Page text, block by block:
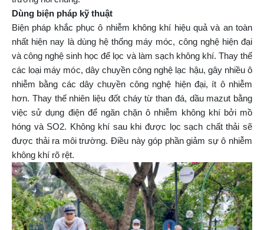
Dùng biện pháp kỹ thuật
Biện pháp khắc phục ô nhiễm không khí hiệu quả và an toàn
nhất hiện nay là dùng hệ thống máy móc, công nghệ hiện đại
và công nghệ sinh học để lọc và làm sạch không khí. Thay thế
các loại máy móc, dây chuyền công nghệ lạc hậu, gây nhiều ô
nhiễm bằng các dây chuyền công nghệ hiện đại, ít ô nhiễm
hơn. Thay thế nhiên liệu đốt cháy từ than đá, dầu mazut bằng
việc sử dụng điện để ngăn chặn ô nhiễm không khí bởi mồ
hóng và SO2. Không khí sau khi được lọc sạch chất thải sẽ
được thải ra môi trường. Điều này góp phần giảm sự ô nhiễm
không khí rõ rệt.